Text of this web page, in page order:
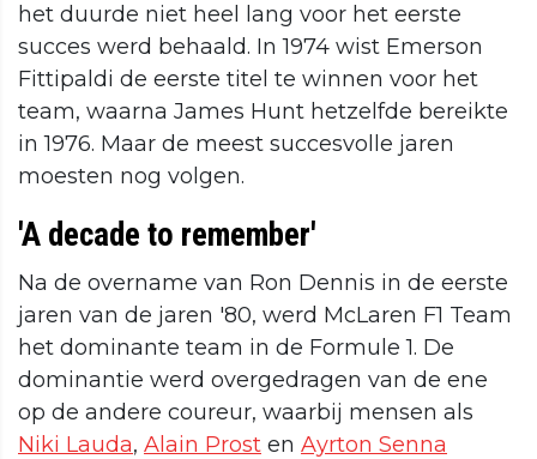
het duurde niet heel lang voor het eerste
succes werd behaald. In 1974 wist Emerson
Fittipaldi de eerste titel te winnen voor het
team, waarna James Hunt hetzelfde bereikte
in 1976. Maar de meest succesvolle jaren
moesten nog volgen.
'A decade to remember'
Na de overname van Ron Dennis in de eerste
jaren van de jaren '80, werd McLaren F1 Team
het dominante team in de Formule 1. De
dominantie werd overgedragen van de ene
op de andere coureur, waarbij mensen als
Niki Lauda, Alain Prost en Ayrton Senna